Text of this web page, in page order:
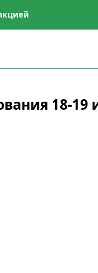
18-19